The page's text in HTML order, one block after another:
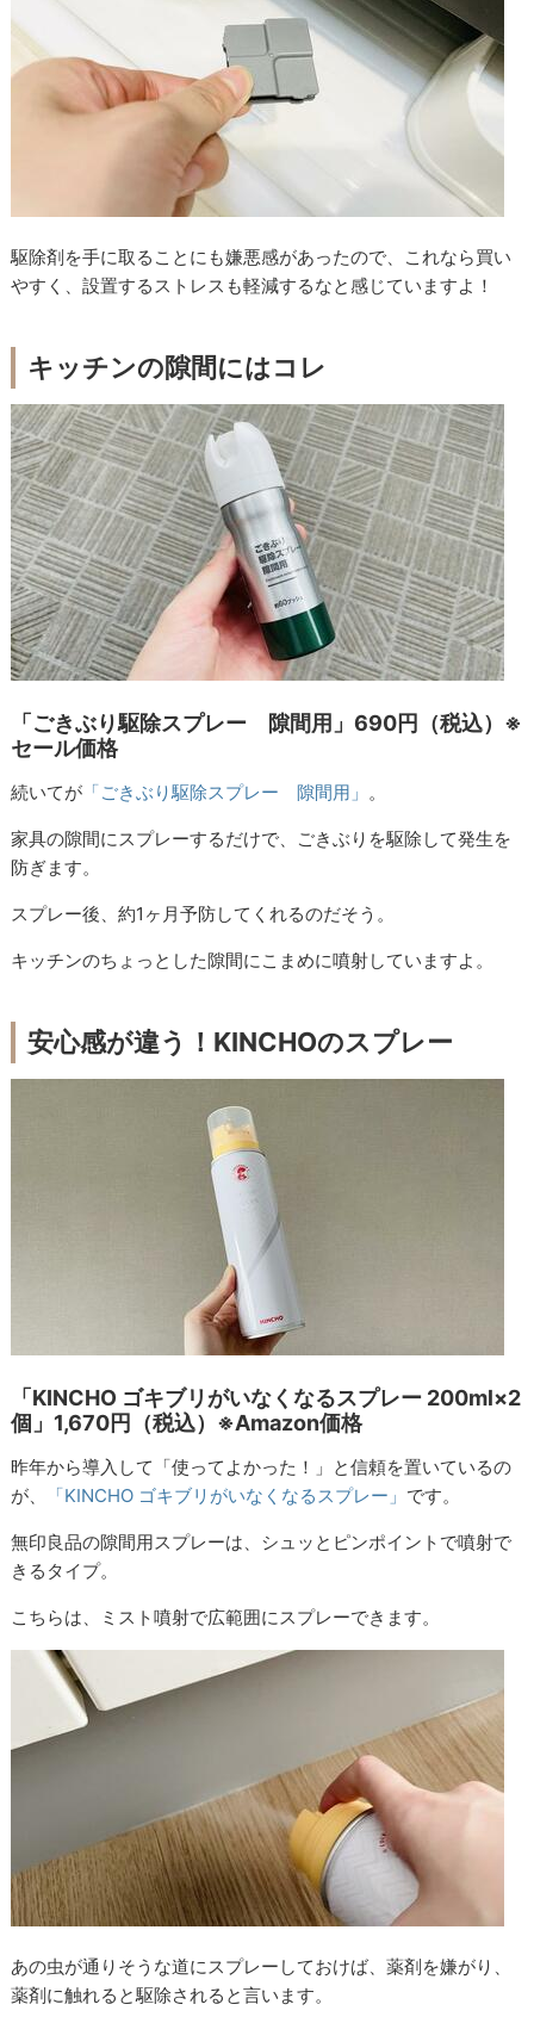
駆除剤を手に取ることにも嫌悪感があったので、これなら買い
やすく、設置するストレスも軽減するなと感じていますよ！
キッチンの隙間にはコレ
「ごきぶり駆除スプレー 隙間用」690円（税込）※
セール価格
続いてが 「ごきぶり駆除スプレー 隙間用」 。
家具の隙間にスプレーするだけで、ごきぶりを駆除して発生を
防ぎます。
スプレー後、約1ヶ月予防してくれるのだそう。
キッチンのちょっとした隙間にこまめに噴射していますよ。
安心感が違う！KINCHOのスプレー
「KINCHO ゴキブリがいなくなるスプレー 200ml×2
個」1,670円（税込）※Amazon価格
昨年から導入して「使ってよかった！」と信頼を置いているの
が、
「KINCHO ゴキブリがいなくなるスプレー」 です。
無印良品の隙間用スプレーは、シュッとピンポイントで噴射で
きるタイプ。
こちらは、ミスト噴射で広範囲にスプレーできます。
あの虫が通りそうな道にスプレーしておけば、薬剤を嫌がり、
薬剤に触れると駆除されると言います。